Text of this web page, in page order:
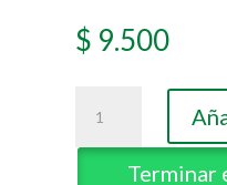
$ 9.500
209-
91
cantidadTerminar
$ 9.500
209-
cantidadTerminar